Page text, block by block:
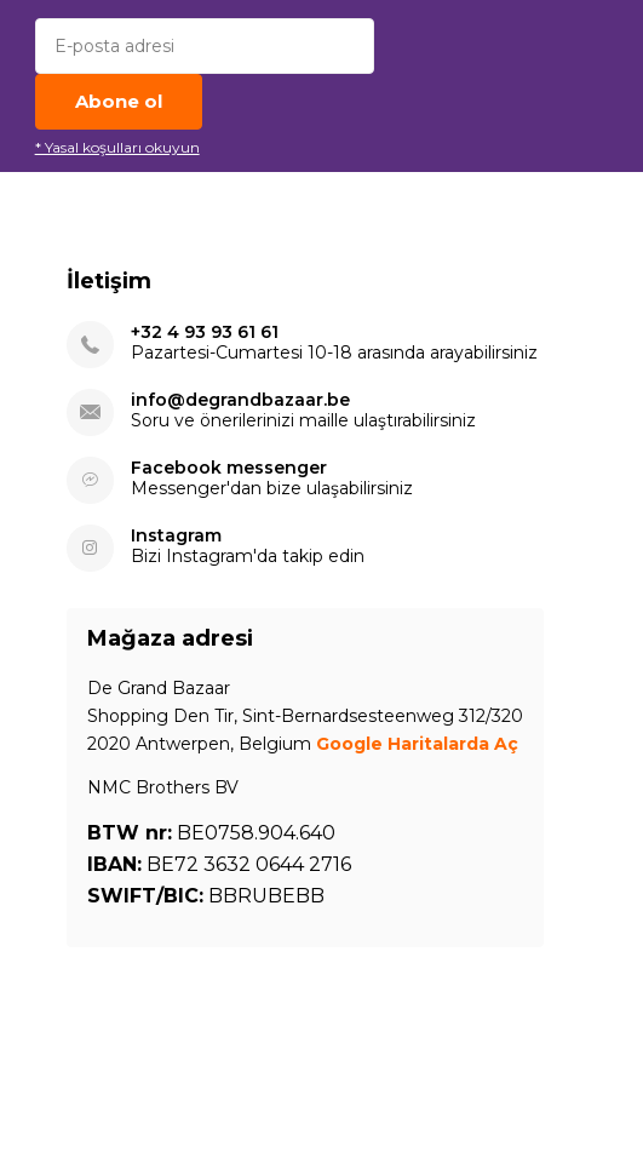
Abone ol
* Yasal koşulları okuyun
İletişim
+32 4 93 93 61 61
Pazartesi-Cumartesi 10-18 arasında arayabilirsiniz
info@degrandbazaar.be
Soru ve önerilerinizi maille ulaştırabilirsiniz
Facebook messenger
Messenger'dan bize ulaşabilirsiniz
Instagram
Bizi Instagram'da takip edin
Mağaza adresi
De Grand Bazaar
Shopping Den Tir, Sint-Bernardsesteenweg 312/320
2020 Antwerpen, Belgium Google Haritalarda Aç
NMC Brothers BV
BTW nr:BE0758.904.640
IBAN:BE72 3632 0644 2716
SWIFT/BIC:BBRUBEBB